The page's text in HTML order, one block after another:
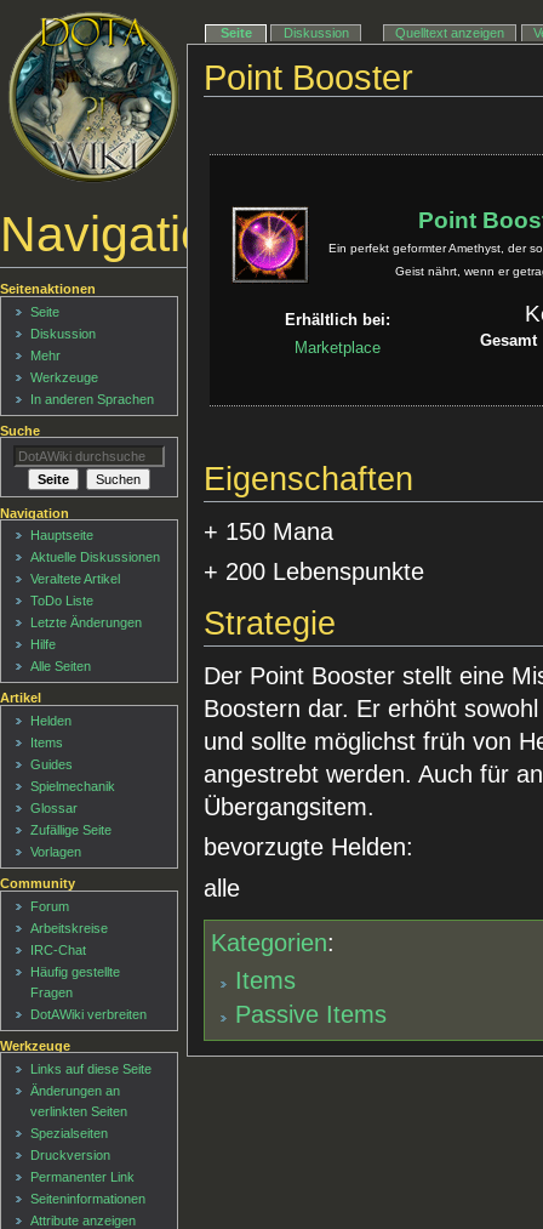
Point Booster
Point
Ein perfekt geformter Amethyst, der
Geist nährt, wenn er
Erhältlich bei:
Marketplace
Gesamt
Eigenschaften
+ 150 Mana
+ 200 Lebenspunkte
Strategie
Der Point Booster stellt eine
Boostern dar. Er erhöht
und sollte möglichst früh von
angestrebt werden. Auch für
Übergangsitem.
bevorzugte Helden:
alle
Kategorien:
Items
Passive Items
Navigationsmenü
Seite Diskussion Quelltext anzeigen
Seitenaktionen
Seite
Diskussion
Mehr
Werkzeuge
In anderen Sprachen
Suche
Navigation
Hauptseite
Aktuelle Diskussionen
Veraltete Artikel
ToDo Liste
Letzte Änderungen
Hilfe
Alle Seiten
Artikel
Helden
Items
Guides
Spielmechanik
Glossar
Zufällige Seite
Vorlagen
Community
Forum
Arbeitskreise
IRC-Chat
Häufig gestellte
Fragen
DotAWiki verbreiten
Werkzeuge
Links auf diese Seite
Änderungen an
verlinkten Seiten
Spezialseiten
Druckversion
Permanenter Link
Seiten­informationen
Attribute anzeigen